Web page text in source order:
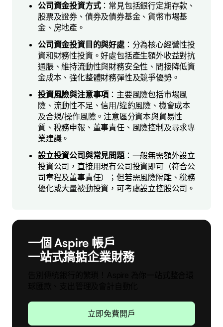
公司資金投資方式：常見包括銀行定期存款、
股票及證券、債券及債券基金、貨幣市場基
金、房地產。
公司資金投資目的與好處：分為核心經營性投
資和財務性投資。好處包括產生額外收益對抗
通脹、維持流動性與財務安全性、間接降低資
金成本、強化整體財務彈性及競爭優勢。
投資風險與注意事項 ：主要風險包括市場風
險、流動性不足、信用/違約風險、機會成本
及合規/操作風險。注意區分資本與貿易性
質、稅務申報、董事責任、風險控制及尋求專
業建議。
設立投資公司與常見問題：一般無需額外設立
投資公司，直接用現有公司投資即可（符合公
司章程及董事責任）；但若需風險隔離、稅務
優化或大量被動投資，可考慮設立控股公司。
一個 Aspire 帳戶
一站式搞掂企業財務
立即免費開戶